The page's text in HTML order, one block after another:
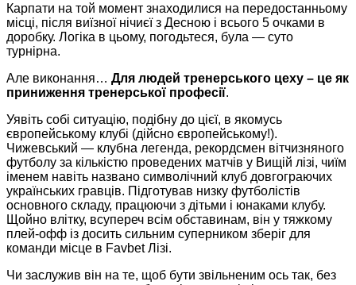
Карпати на той момент знаходилися на передостанньому
місці, після виїзної нічиєї з Десною і всього 5 очками в
доробку. Логіка в цьому, погодьтеся, була — суто
турнірна.
Але виконання… Для людей тренерського цеху – це як
приниження тренерської професії.
Уявіть собі ситуацію, подібну до цієї, в якомусь
європейському клубі (дійсно європейському!).
Чижевський — клубна легенда, рекордсмен вітчизняного
футболу за кількістю проведених матчів у Вищій лізі, чиїм
іменем навіть названо символічний клуб довгограючих
українських гравців. Підготував низку футболістів
основного складу, працюючи з дітьми і юнаками клубу.
Щойно влітку, всупереч всім обставинам, він у тяжкому
плей-офф із досить сильним суперником зберіг для
команди місце в Favbet Лізі.
Чи заслужив він на те, щоб бути звільненим ось так, без